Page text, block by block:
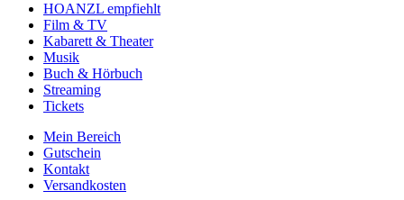
HOANZL empfiehlt
Film & TV
Kabarett & Theater
Musik
Buch & Hörbuch
Streaming
Tickets
Mein Bereich
Gutschein
Kontakt
Versandkosten